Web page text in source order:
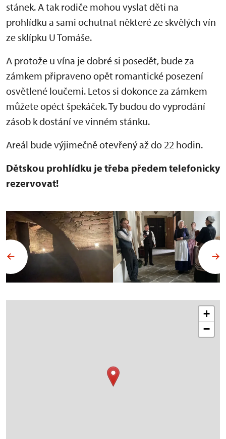
stánek. A tak rodiče mohou vyslat děti na
prohlídku a sami ochutnat některé ze skvělých vín
ze sklípku U Tomáše.
A protože u vína je dobré si posedět, bude za
zámkem připraveno opět romantické posezení
osvětlené loučemi. Letos si dokonce za zámkem
můžete opéct špekáček. Ty budou do vyprodání
zásob k dostání ve vinném stánku.
Areál bude výjimečně otevřený až do 22 hodin.
Dětskou prohlídku je třeba předem telefonicky
rezervovat!
+
−